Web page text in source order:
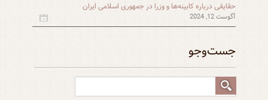
حقایقی درباره کابینه‌ها و وزرا در جمهوری اسلامی ایران
آگوست 12, 2024
جست‌و‌جو